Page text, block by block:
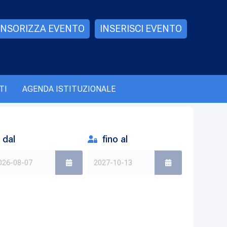
EVENTO INSERISCI EVENTO
AGENDA ISTITUZIONALE
dal fino al